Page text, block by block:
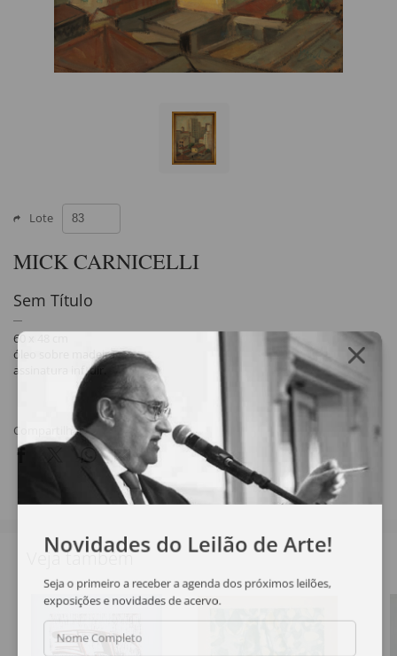
Lote
MICK CARNICELLI
Sem Título
60 x 48 cm
óleo sobre madeira
assinatura inf. dir.
Compartilhar
Veja também
Novidades do Leilão de Arte!
Seja o primeiro a receber a agenda dos próximos leilões,
exposições e novidades de acervo.
Nome Completo